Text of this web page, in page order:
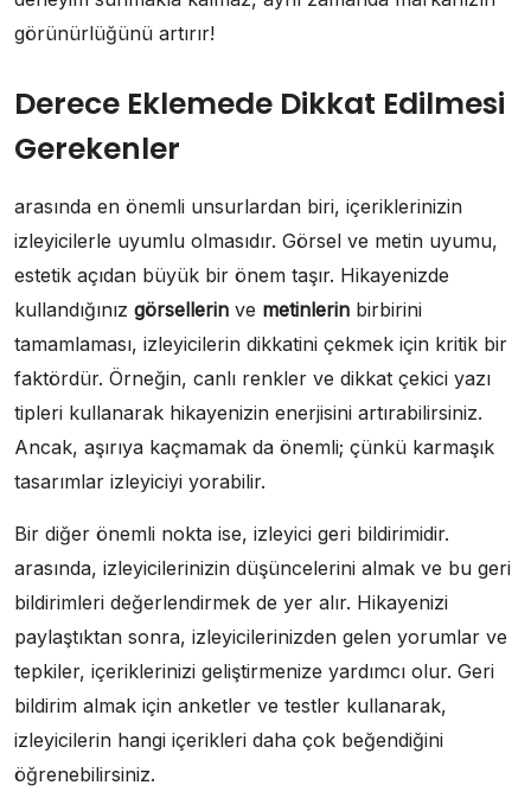
görünürlüğünü artırır!
Derece Eklemede Dikkat Edilmesi
Gerekenler
arasında en önemli unsurlardan biri, içeriklerinizin
izleyicilerle uyumlu olmasıdır. Görsel ve metin uyumu,
estetik açıdan büyük bir önem taşır. Hikayenizde
kullandığınız görsellerin ve metinlerin birbirini
tamamlaması, izleyicilerin dikkatini çekmek için kritik bir
faktördür. Örneğin, canlı renkler ve dikkat çekici yazı
tipleri kullanarak hikayenizin enerjisini artırabilirsiniz.
Ancak, aşırıya kaçmamak da önemli; çünkü karmaşık
tasarımlar izleyiciyi yorabilir.
Bir diğer önemli nokta ise, izleyici geri bildirimidir.
arasında, izleyicilerinizin düşüncelerini almak ve bu geri
bildirimleri değerlendirmek de yer alır. Hikayenizi
paylaştıktan sonra, izleyicilerinizden gelen yorumlar ve
tepkiler, içeriklerinizi geliştirmenize yardımcı olur. Geri
bildirim almak için anketler ve testler kullanarak,
izleyicilerin hangi içerikleri daha çok beğendiğini
öğrenebilirsiniz.